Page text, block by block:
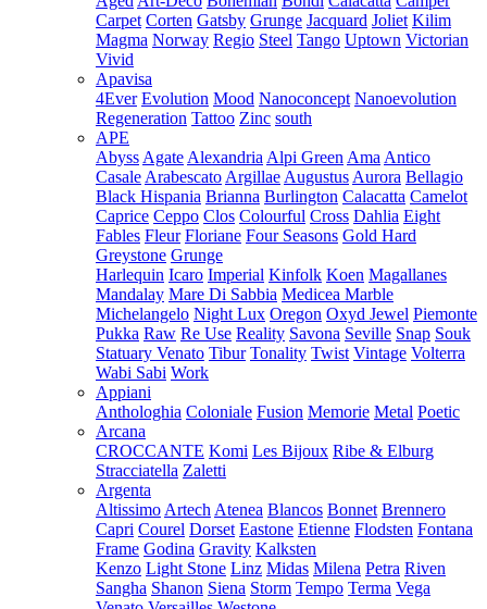
Carpet Corten Gatsby Grunge Jacquard Joliet Kilim
Magma Norway Regio Steel Tango Uptown Victorian
Vivid
Apavisa
4Ever Evolution Mood Nanoconcept Nanoevolution
Regeneration Tattoo Zinc south
APE
Abyss Agate Alexandria Alpi Green Ama Antico
Casale Arabescato Argillae Augustus Aurora Bellagio
Black Hispania Brianna Burlington Calacatta Camelot
Caprice Ceppo Clos Colourful Cross Dahlia Eight
Fables Fleur Floriane Four Seasons Gold Hard
Greystone Grunge
Harlequin Icaro Imperial Kinfolk Koen Magallanes
Mandalay Mare Di Sabbia Medicea Marble
Michelangelo Night Lux Oregon Oxyd Jewel Piemonte
Pukka Raw Re Use Reality Savona Seville Snap Souk
Statuary Venato Tibur Tonality Twist Vintage Volterra
Wabi Sabi Work
Appiani
Anthologhia Coloniale Fusion Memorie Metal Poetic
Arcana
CROCCANTE Komi Les Bijoux Ribe & Elburg
Stracciatella Zaletti
Argenta
Altissimo Artech Atenea Blancos Bonnet Brennero
Capri Courel Dorset Eastone Etienne Flodsten Fontana
Frame Godina Gravity Kalksten
Kenzo Light Stone Linz Midas Milena Petra Riven
Sangha Shanon Siena Storm Tempo Terma Vega